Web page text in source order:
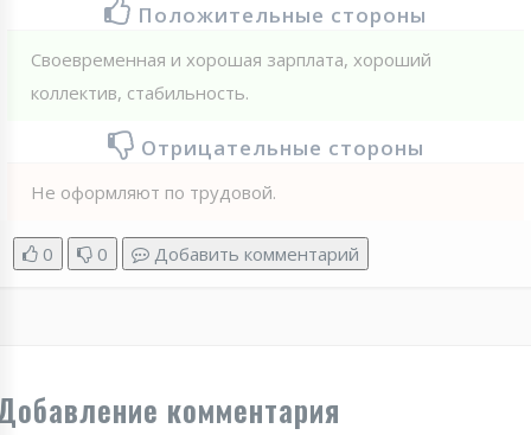
Положительные стороны
Своевременная и хорошая зарплата, хороший
коллектив, стабильность.
Отрицательные стороны
Не оформляют по трудовой.
0 0 Добавить комментарий
комментария